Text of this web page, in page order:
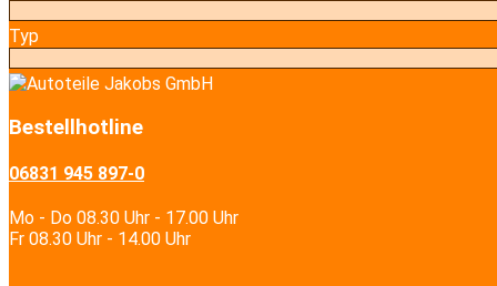
Typ
Bestellhotline
06831 945 897-0
Mo - Do 08.30 Uhr - 17.00 Uhr
Fr 08.30 Uhr - 14.00 Uhr